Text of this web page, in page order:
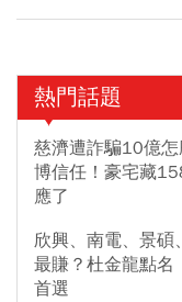
熱門話題
慈濟遭詐騙10億
博信任！豪宅藏
應了
欣興、南電、景碩
最賺？杜金龍點名
首選